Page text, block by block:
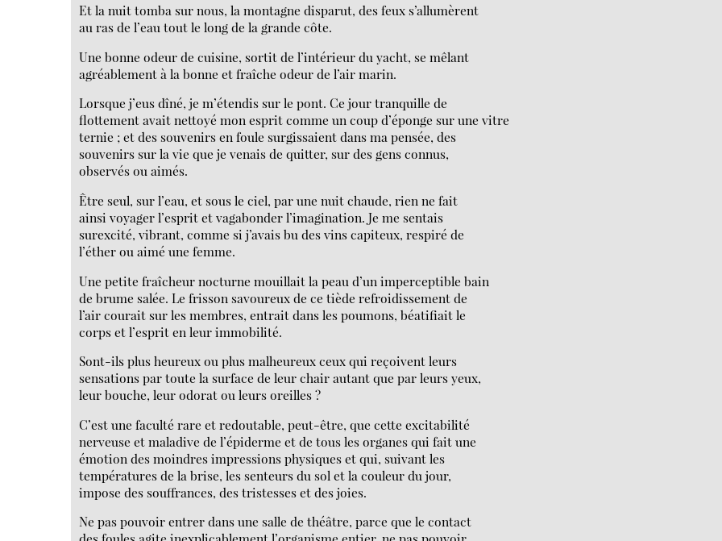
Et la nuit tomba sur nous, la montagne disparut, des feux s’allumèrent
au ras de l’eau tout le long de la grande côte.
Une bonne odeur de cuisine, sortit de l’intérieur du yacht, se mêlant
agréablement à la bonne et fraîche odeur de l’air marin.
Lorsque j’eus dîné, je m’étendis sur le pont. Ce jour tranquille de
flottement avait nettoyé mon esprit comme un coup d’éponge sur une vitre
ternie ; et des souvenirs en foule surgissaient dans ma pensée, des
souvenirs sur la vie que je venais de quitter, sur des gens connus,
observés ou aimés.
Être seul, sur l’eau, et sous le ciel, par une nuit chaude, rien ne fait
ainsi voyager l’esprit et vagabonder l’imagination. Je me sentais
surexcité, vibrant, comme si j’avais bu des vins capiteux, respiré de
l’éther ou aimé une femme.
Une petite fraîcheur nocturne mouillait la peau d’un imperceptible bain
de brume salée. Le frisson savoureux de ce tiède refroidissement de
l’air courait sur les membres, entrait dans les poumons, béatifiait le
corps et l’esprit en leur immobilité.
Sont-ils plus heureux ou plus malheureux ceux qui reçoivent leurs
sensations par toute la surface de leur chair autant que par leurs yeux,
leur bouche, leur odorat ou leurs oreilles ?
C’est une faculté rare et redoutable, peut-être, que cette excitabilité
nerveuse et maladive de l’épiderme et de tous les organes qui fait une
émotion des moindres impressions physiques et qui, suivant les
températures de la brise, les senteurs du sol et la couleur du jour,
impose des souffrances, des tristesses et des joies.
Ne pas pouvoir entrer dans une salle de théâtre, parce que le contact